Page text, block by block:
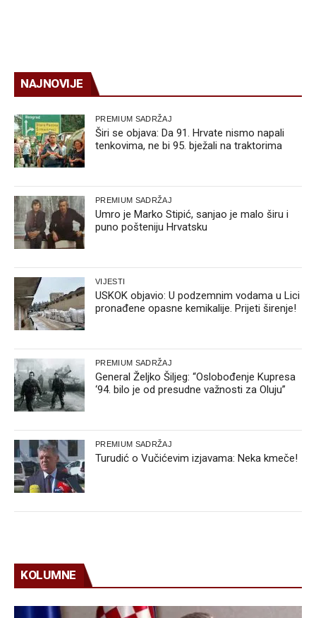
NAJNOVIJE
PREMIUM SADRŽAJ
Širi se objava: Da 91. Hrvate nismo napali
tenkovima, ne bi 95. bježali na traktorima
PREMIUM SADRŽAJ
Umro je Marko Stipić, sanjao je malo širu i
puno pošteniju Hrvatsku
VIJESTI
USKOK objavio: U podzemnim vodama u Lici
pronađene opasne kemikalije. Prijeti širenje!
PREMIUM SADRŽAJ
General Željko Šiljeg: “Oslobođenje Kupresa
‘94. bilo je od presudne važnosti za Oluju”
PREMIUM SADRŽAJ
Turudić o Vučićevim izjavama: Neka kmeče!
KOLUMNE